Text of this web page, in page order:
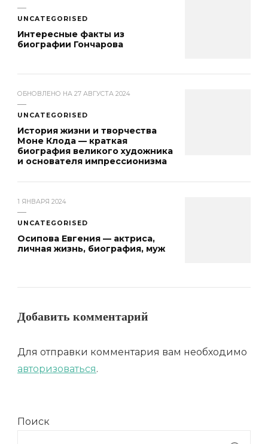
UNCATEGORISED
Интересные факты из
биографии Гончарова
ОБНОВЛЕНО НА 27 АВГУСТА 2024
UNCATEGORISED
История жизни и творчества
Моне Клода — краткая
биография великого художника
и основателя импрессионизма
1 ЯНВАРЯ 2024
UNCATEGORISED
Осипова Евгения — актриса,
личная жизнь, биография, муж
Добавить комментарий
Для отправки комментария вам необходимо
авторизоваться.
Поиск